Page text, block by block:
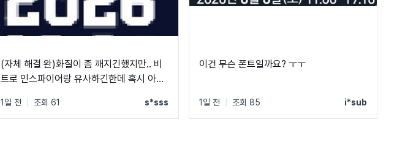
(자체 해결 완)화질이 좀 깨지긴했지만.. 비
트로 인스파이어랑 유사하긴한데 혹시 아시
1일 전 조회 61 s*sss
이건 무슨 폰트일까요? ㅜㅜ
1일 전 조회 85 i*sub